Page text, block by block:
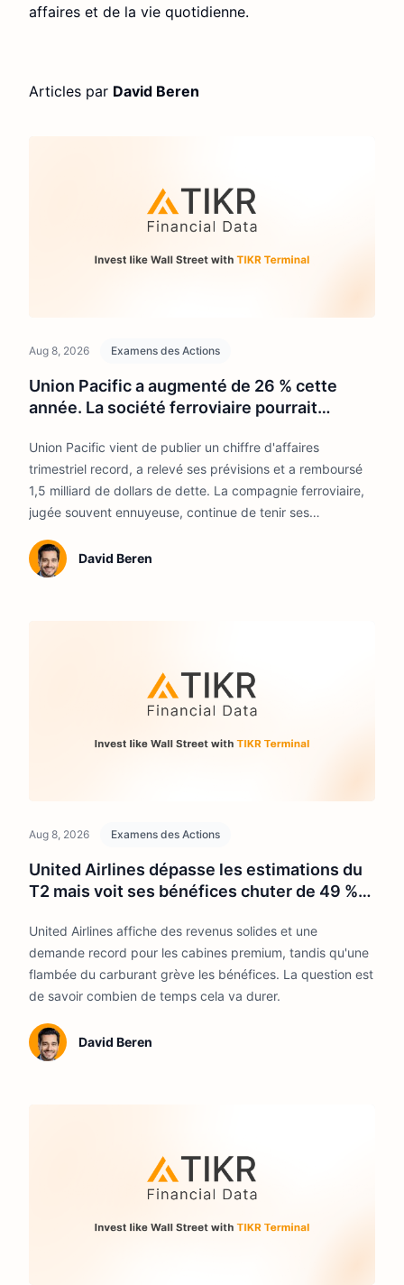
affaires et de la vie quotidienne.
Articles par David Beren
Aug 8, 2026 Examens des Actions
Union Pacific a augmenté de 26 % cette
année. La société ferroviaire pourrait
Union Pacific vient de publier un chiffre d'affaires
trimestriel record, a relevé ses prévisions et a remboursé
1,5 milliard de dollars de dette. La compagnie ferroviaire,
jugée souvent ennuyeuse, continue de tenir ses
David Beren
Aug 8, 2026 Examens des Actions
United Airlines dépasse les estimations du
T2 mais voit ses bénéfices chuter de 49 %.
valoir la peine d'être achetée.
United Airlines affiche des revenus solides et une
demande record pour les cabines premium, tandis qu'une
flambée du carburant grève les bénéfices. La question est
de savoir combien de temps cela va durer.
David Beren